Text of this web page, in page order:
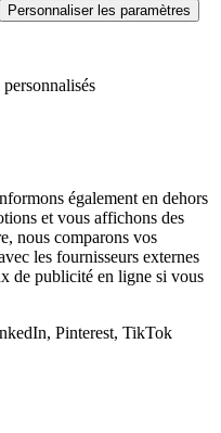
Personnaliser les paramètres
également en dehors
et vous affichons des
nous comparons vos
les fournisseurs externes
de publicité en ligne si vous
Pinterest, TikTok